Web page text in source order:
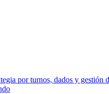
por turnos, dados y gestión